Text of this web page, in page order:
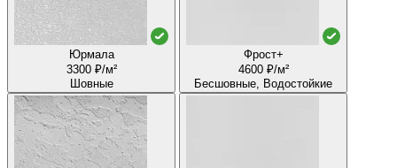
Юрмала
3300 ₽/м²
Шовные
Фрост+
4600 ₽/м²
Бесшовные, Водостойкие